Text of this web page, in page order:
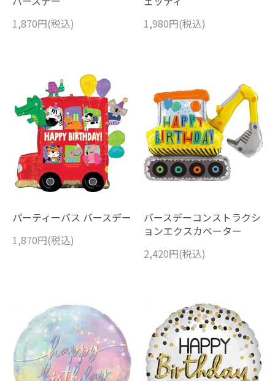
1,870円(税込)
1,980円(税込)
パーティーバス バースデー
1,870円(税込)
バースデーコンストラクシ
ョンエクスカベーター
2,420円(税込)